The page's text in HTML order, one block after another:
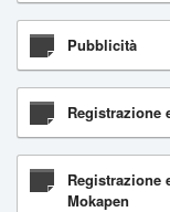
Pubblicità
Registrazione
Registrazione
Mokapen